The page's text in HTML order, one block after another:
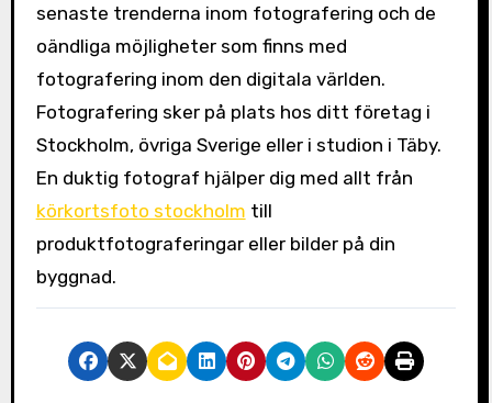
senaste trenderna inom fotografering och de
oändliga möjligheter som finns med
fotografering inom den digitala världen.
Fotografering sker på plats hos ditt företag i
Stockholm, övriga Sverige eller i studion i Täby.
En duktig fotograf hjälper dig med allt från
körkortsfoto stockholm till
produktfotograferingar eller bilder på din
byggnad.